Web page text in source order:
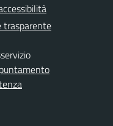
trasparente